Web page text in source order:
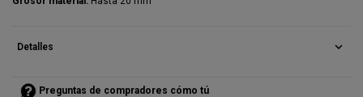
Detalles expand_more
Preguntas de compradores cómo tú